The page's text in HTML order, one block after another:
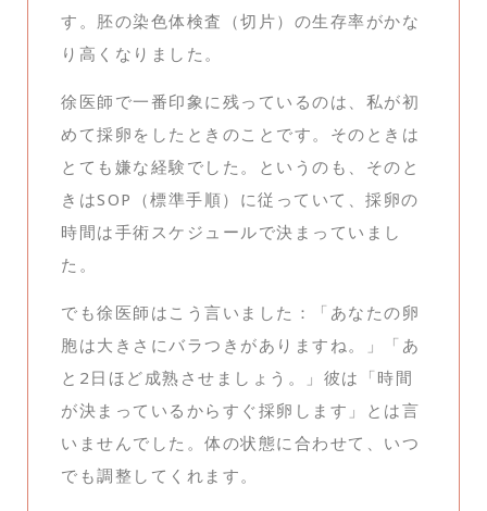
す。胚の染色体検査（切片）の生存率がかな
り高くなりました。
徐医師で一番印象に残っているのは、私が初
めて採卵をしたときのことです。そのときは
とても嫌な経験でした。というのも、そのと
きはSOP（標準手順）に従っていて、採卵の
時間は手術スケジュールで決まっていまし
た。
でも徐医師はこう言いました：「あなたの卵
胞は大きさにバラつきがありますね。」「あ
と2日ほど成熟させましょう。」彼は「時間
が決まっているからすぐ採卵します」とは言
いませんでした。体の状態に合わせて、いつ
でも調整してくれます。